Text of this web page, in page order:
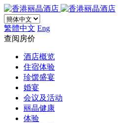
繁體中文 Eng
查阅房价
酒店概览
住宿体验
珍馔盛宴
婚宴
会议及活动
丽晶健康
体验